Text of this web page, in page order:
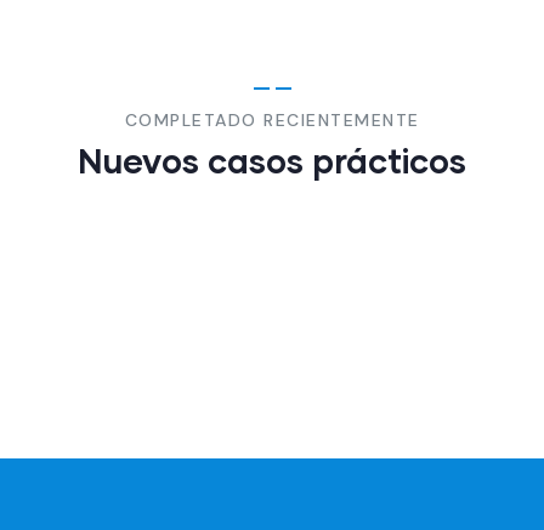
COMPLETADO RECIENTEMENTE
Nuevos casos prácticos